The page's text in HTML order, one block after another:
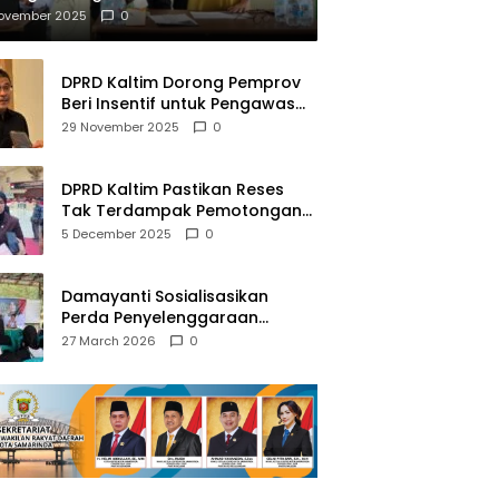
NAPZA
2025 0
DPRD Kaltim Dorong Pemprov
Beri Insentif untuk Pengawas
Madrasah dan Pendidikan
29 November 2025 0
DPRD Kaltim Pastikan Reses
Tak Terdampak Pemotongan
Transfer Dana Pusat
5 December 2025 0
Damayanti Sosialisasikan
Perda Penyelenggaraan
Pendidikan Pancasila dan
27 March 2026 0